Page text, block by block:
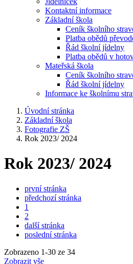
Kontaktní informace
Základní škola
Ceník školního
Platba obědů
Řád školní jídelny
Platba obědů v
Mateřská škola
Ceník školního
Řád školní jídelny
Informace ke školnímu
Úvodní stránka
Základní škola
Fotografie ZŠ
Rok 2023/ 2024
Rok 2023/ 2024
první stránka
předchozí stránka
1
2
další stránka
poslední stránka
Zobrazeno 1-30 ze 34
Zobrazit vše